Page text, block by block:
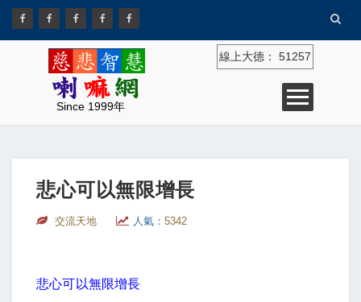
Since 1999年
線上大德： 51257
悲心可以無限增長
交流天地 人氣： 5342
悲心可以無限增長